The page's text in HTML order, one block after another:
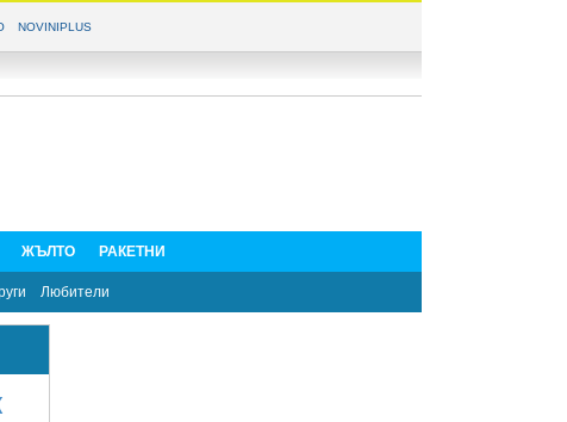
NOVINIPLUS
ЖЪЛТО РАКЕТНИ
Любители